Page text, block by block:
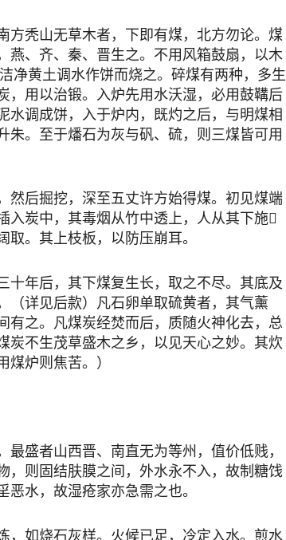
秃山无草木者，下即有煤，北方勿论。煤
燕、齐、秦、晋生之。不用风箱鼓扇，以木
净黄土调水作饼而烧之。碎煤有两种，多生
，用以治锻。入炉先用水沃湿，必用鼓鞲后
水调成饼，入于炉内，既灼之后，与明煤相
朱。至于燔石为灰与矾、硫，则三煤皆可用
后掘挖，深至五丈许方始得煤。初见煤端
入炭中，其毒烟从竹中透上，人从其下施
。其上枝板，以防压崩耳。
年后，其下煤复生长，取之不尽。其底及
（详见后款）凡石卵单取硫黄者，其气薰
有之。凡煤炭经焚而后，质随火神化去，总
炭不生茂草盛木之乡，以见天心之妙。其炊
炉则焦苦。）
盛者山西晋、南直无为等州，值价低贱，
，则固结肤膜之间，外水永不入，故制糖饯
水，故湿疮家亦急需之也。
如烧石灰样。火候已足，冷定入水。煎水